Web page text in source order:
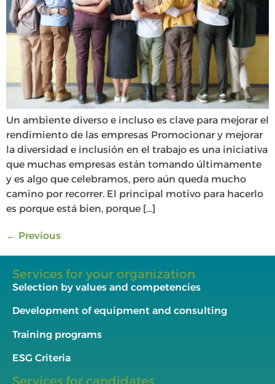
Un ambiente diverso e incluso es clave para mejorar el
rendimiento de las empresas Promocionar y mejorar
la diversidad e inclusión en el trabajo es una iniciativa
que muchas empresas están tomando últimamente
y es algo que celebramos, pero aún queda mucho
camino por recorrer. El principal motivo para hacerlo
es porque está bien, porque […]
← Previous
Services for your organization
Selection by values and competencies
Development of equipment and consulting
Training programs
ESG Criteria
Services for candidates